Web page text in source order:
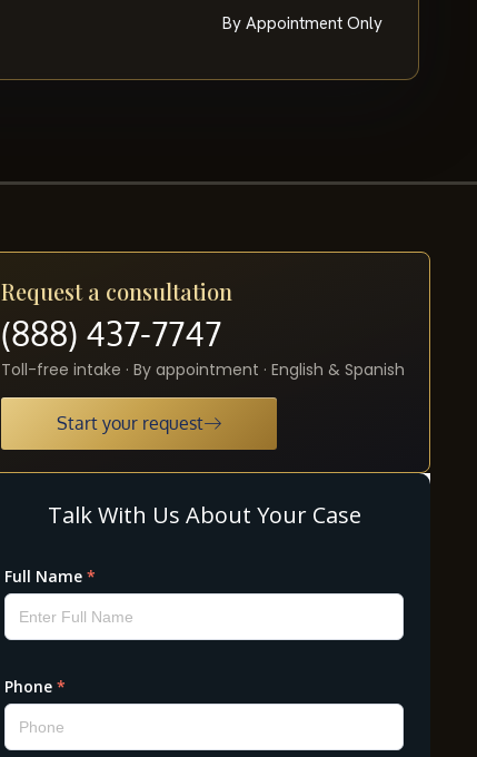
By Appointment Only
Request a consultation
(888) 437-7747
Toll-free intake · By appointment · English & Spanish
Start your request